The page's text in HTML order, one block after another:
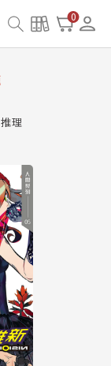
0
，本站同步暫
書櫃開通申請
資產合併結果
，本站同步暫
理